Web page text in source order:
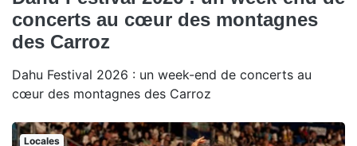
concerts au cœur des montagnes
des Carroz
Dahu Festival 2026 : un week-end de concerts au
cœur des montagnes des Carroz
Locales